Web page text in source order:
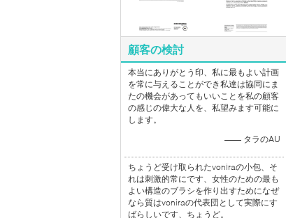
顧客の検討
本当にありがとう印、私に最もよい計画
を常に与えることができ私達は協同にま
たの機会があってもいいことを私の顧客
の感じの偉大な人を、私望みます可能に
します。
—— タラのAU
ちょうど受け取られたvoniraの小包、そ
れは刺激的常にです、女性のための最も
よい構造のブラシを作り出すためになぜ
なら質はvoniraの代表団として実際にす
ばらしいです、ちょうど。